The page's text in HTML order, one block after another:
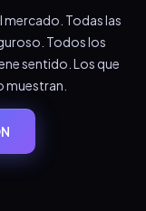
mercado. Todas las
Todos los
sentido. Los que
muestran.